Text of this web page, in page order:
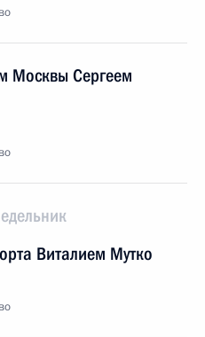
Москвы Сергеем
Виталием Мутко